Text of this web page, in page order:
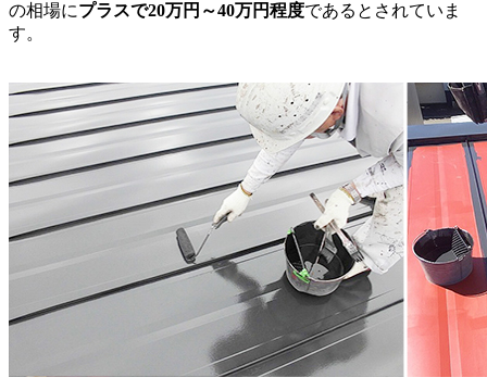
の相場にプラスで20万円～40万円程度であるとされていま
す。